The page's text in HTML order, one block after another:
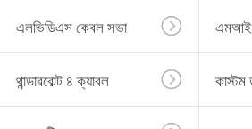
এলভিডিএস কেবল সভা
থান্ডারবোল্ট ৪ ক্যাবল কাস্টম